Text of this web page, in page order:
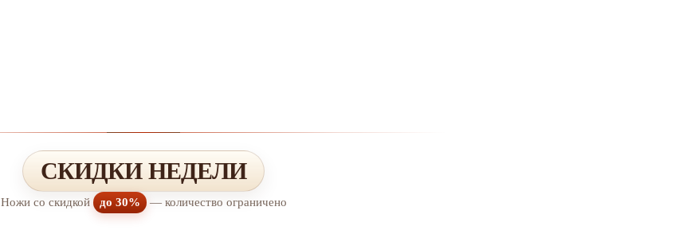
СКИДКИ НЕДЕЛИ
Ножи со скидкой до 30% — количество ограничено